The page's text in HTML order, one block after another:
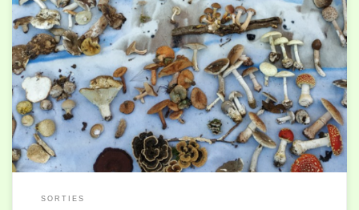
Quelques pieds de mouton, quelques girolles, une poignée de
Trompettes des morts et une petite cinquantaine d’espèces pour la
science.
SORTIES